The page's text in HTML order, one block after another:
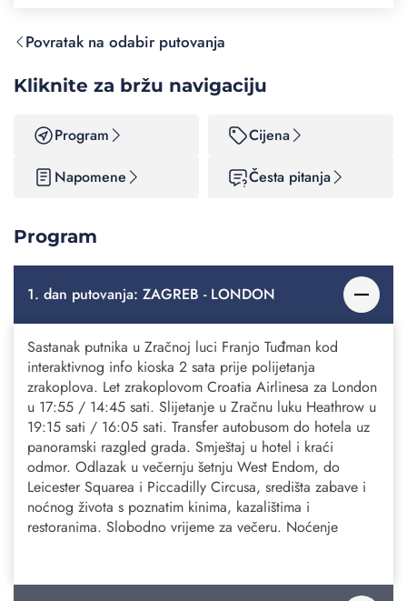
Povratak na odabir putovanja
Kliknite za bržu navigaciju
Program
Cijena
Napomene
Česta pitanja
Program
1. dan putovanja: ZAGREB - LONDON
Sastanak putnika u Zračnoj luci Franjo Tuđman kod
interaktivnog info kioska 2 sata prije polijetanja
zrakoplova. Let zrakoplovom Croatia Airlinesa za London
u 17:55 / 14:45 sati. Slijetanje u Zračnu luku Heathrow u
19:15 sati / 16:05 sati. Transfer autobusom do hotela uz
panoramski razgled grada. Smještaj u hotel i kraći
odmor. Odlazak u večernju šetnju West Endom, do
Leicester Squarea i Piccadilly Circusa, središta zabave i
noćnog života s poznatim kinima, kazalištima i
restoranima. Slobodno vrijeme za večeru. Noćenje